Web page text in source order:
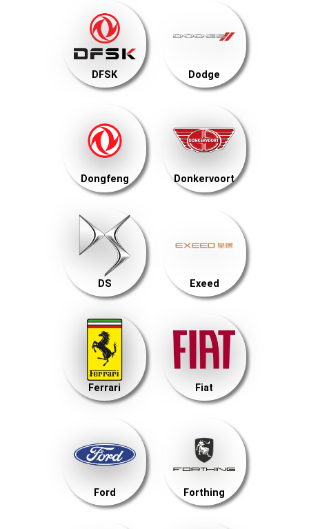
DFSK Dodge
Dongfeng Donkervoort
DS Exeed
Ferrari Fiat
Ford Forthing